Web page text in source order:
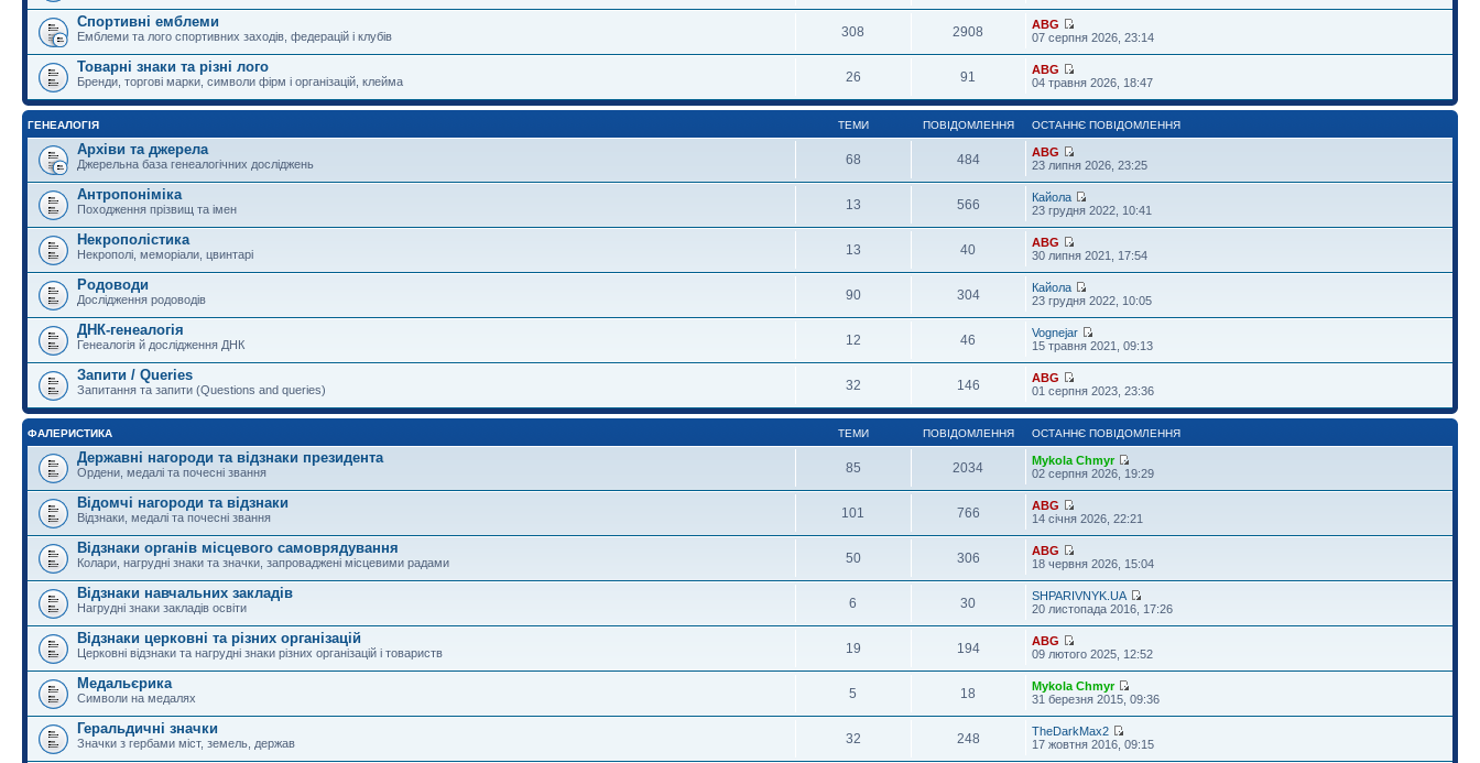
Спортивні емблеми
Емблеми та лого спортивних заходів, федерацій і клубів 308 2908
ABG
07 серпня 2026, 23:14
Товарні знаки та різні лого
Бренди, торгові марки, символи фірм і організацій, клейма 26 91
ABG
04 травня 2026, 18:47
ГЕНЕАЛОГІЯ ТЕМИ ПОВІДОМЛЕННЯ ОСТАННЄ ПОВІДОМЛЕННЯ
Архіви та джерела
Джерельна база генеалогічних досліджень 68 484
ABG
23 липня 2026, 23:25
Антропоніміка
Походження прізвищ та імен 13 566
Кайола
23 грудня 2022, 10:41
Некрополістика
Некрополі, меморіали, цвинтарі 13 40
ABG
30 липня 2021, 17:54
Родоводи
Дослідження родоводів 90 304
Кайола
23 грудня 2022, 10:05
ДНК-генеалогія
Генеалогія й дослідження ДНК 12 46
Vognejar
15 травня 2021, 09:13
Запити / Queries
Запитання та запити (Questions and queries) 32 146
ABG
01 серпня 2023, 23:36
ФАЛЕРИСТИКА ТЕМИ ПОВІДОМЛЕННЯ ОСТАННЄ ПОВІДОМЛЕННЯ
Державні нагороди та відзнаки президента
Ордени, медалі та почесні звання 85 2034
Mykola Chmyr
02 серпня 2026, 19:29
Відомчі нагороди та відзнаки
Відзнаки, медалі та почесні звання 101 766
ABG
14 січня 2026, 22:21
Відзнаки органів місцевого самоврядування
Колари, нагрудні знаки та значки, запроваджені місцевими радами 50 306
ABG
18 червня 2026, 15:04
Відзнаки навчальних закладів
Нагрудні знаки закладів освіти 6 30
SHPARIVNYK.UA
20 листопада 2016, 17:26
Відзнаки церковні та різних організацій
Церковні відзнаки та нагрудні знаки різних організацій і товариств 19 194
ABG
09 лютого 2025, 12:52
Медальєрика
Символи на медалях 5 18
Mykola Chmyr
31 березня 2015, 09:36
Геральдичні значки
Значки з гербами міст, земель, держав 32 248
TheDarkMax2
17 жовтня 2016, 09:15